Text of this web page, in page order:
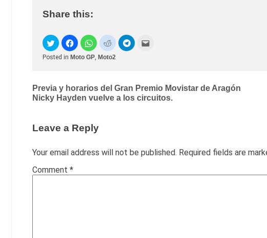
Share this:
Posted in Moto GP Moto2
Post
navigation
Previa y horarios del Gran Premio Movistar de Aragón
Nicky Hayden vuelve a los circuitos.
Leave a Reply
Your email address will not be published. Required fields are
Comment *